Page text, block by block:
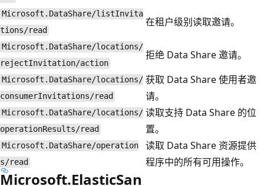
Microsoft.DataShare/listInvita
tions/read
在租户级别读取邀请。
Microsoft.DataShare/locations/
rejectInvitation/action
拒绝 Data Share 邀请。
Microsoft.DataShare/locations/
consumerInvitations/read
获取 Data Share 使用者邀
请。
Microsoft.DataShare/locations/
operationResults/read
读取支持 Data Share 的位
置。
Microsoft.DataShare/operation
s/read
读取 Data Share 资源提供
程序中的所有可用操作。
Microsoft.ElasticSan